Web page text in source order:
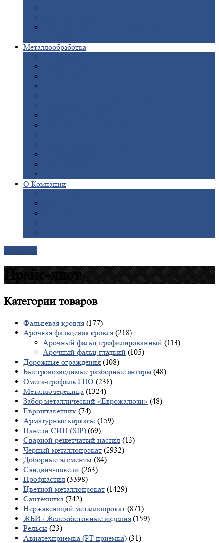
Металлообработка
О Компании
Прайс-лист
Категориитоваров
Фальцевая кровля (177)
Арочная фальцевая кровля (218)
Арочный фальц профилированный (113)
Арочный фальц гладкий (105)
Дорожные ограждения (108)
Быстровозводимые разборные ангары (48)
Омега-профиль ГПО (238)
Металлочерепица (1324)
Забор металлический «Еврожалюзи» (48)
Евроштакетник (74)
Арматурные каркасы (159)
Панели СИП (SIP) (69)
Сварной решетчатый настил (13)
Черный металлопрокат (2932)
Доборные элементы (84)
Сэндвич-панели (263)
Профнастил (3398)
Цветной металлопрокат (1429)
Сантехника (742)
Нержавеющий металлопрокат (871)
ЖБИ / Железобетонные изделия (159)
Рельсы (23)
Авиатехприемка (РТ приемка) (31)